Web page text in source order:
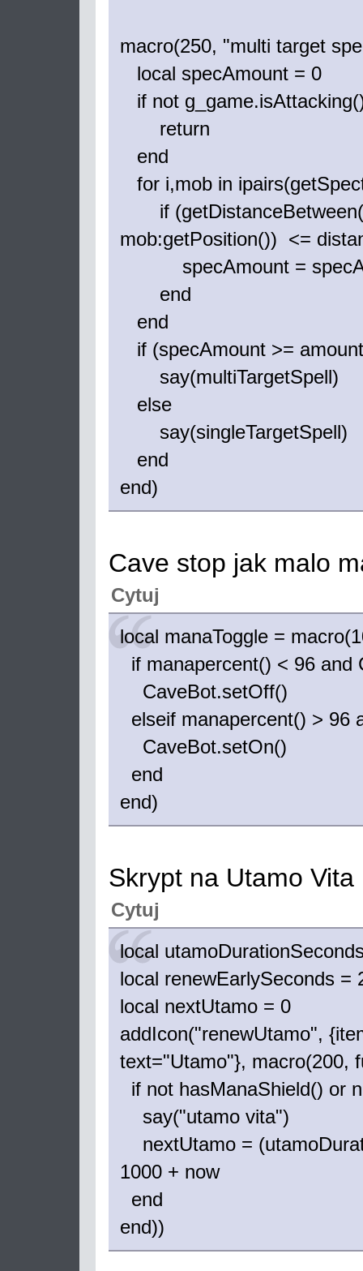
macro(250, "multi target
local specAmount = 0
if not
return
end
for i,mob in
if
mob:getPosition()) <=
specAmount =
end
end
if (specAmount >=
say(multiTargetSpell)
else
say(singleTargetSpell)
end
end)
Cave stop jak malo
Cytuj
local manaToggle =
if manapercent() < 96 and
CaveBot.setOff()
elseif manapercent() > 96
CaveBot.setOn()
end
end)
Skrypt na Utamo Vita
Cytuj
local
local renewEarlySeconds =
local nextUtamo = 0
addIcon("renewUtamo",
text="Utamo"}, macro(200,
if not hasManaShield() or
say("utamo vita")
nextUtamo =
1000 + now
end
end))